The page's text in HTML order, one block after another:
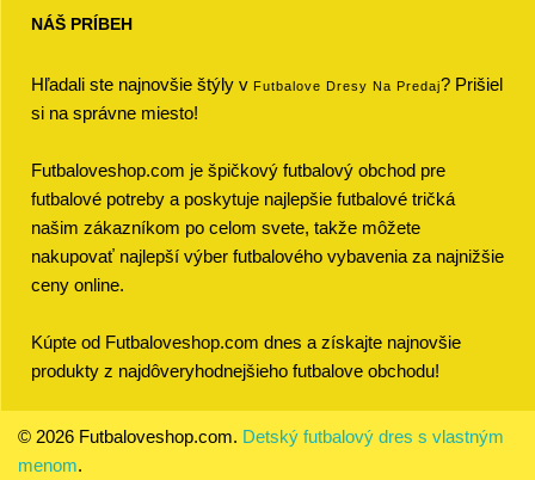
NÁŠ PRÍBEH
Hľadali ste najnovšie štýly v Futbalove Dresy Na Predaj? Prišiel
si na správne miesto!
Futbaloveshop.com je špičkový futbalový obchod pre
futbalové potreby a poskytuje najlepšie futbalové tričká
našim zákazníkom po celom svete, takže môžete
nakupovať najlepší výber futbalového vybavenia za najnižšie
ceny online.
Kúpte od Futbaloveshop.com dnes a získajte najnovšie
produkty z najdôveryhodnejšieho futbalove obchodu!
© 2026 Futbaloveshop.com. Detský futbalový dres s vlastným
menom.